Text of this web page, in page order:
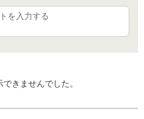
を入力する
きませんでした。